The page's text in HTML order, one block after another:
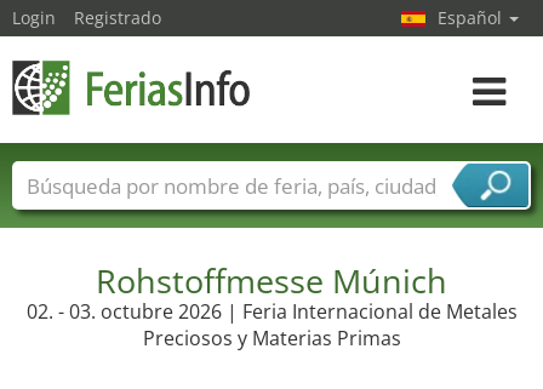
Rohstoffmesse Múnich
02. - 03. octubre 2026 | Feria Internacional de Metales
Preciosos y Materias Primas
Login Registrado Español
toggle
Nombres de ferias Países
Ciudades
Sectores de proveedor de servicios